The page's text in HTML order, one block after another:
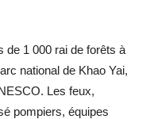
de 1 000 rai de forêts à
national de Khao Yai,
Les feux,
pompiers, équipes